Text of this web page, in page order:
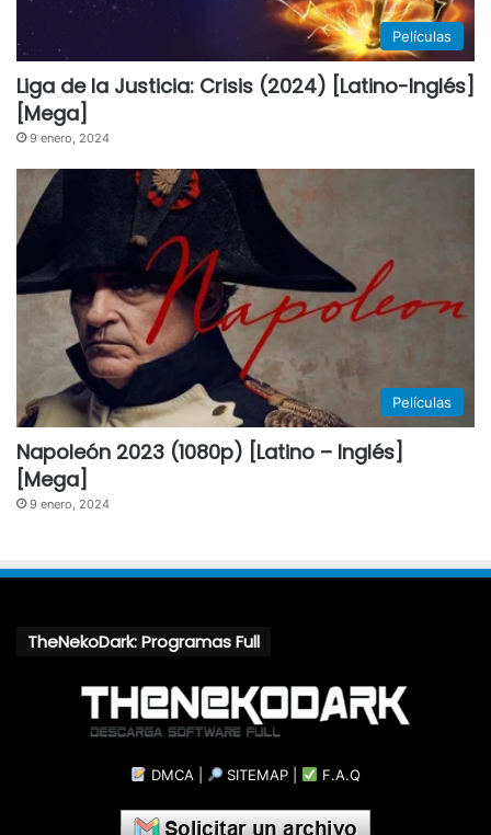
Películas
Liga de la Justicia: Crisis (2024) [Latino-Inglés]
[Mega]
9 enero, 2024
Películas
Napoleón 2023 (1080p) [Latino – Inglés]
[Mega]
9 enero, 2024
TheNekoDark: Programas Full
DMCA SITEMAP F.A.Q